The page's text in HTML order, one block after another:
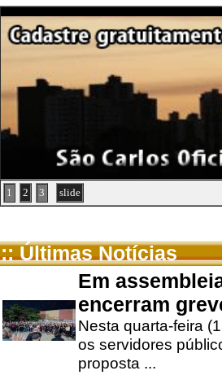
1 2 3 slide
:: Últimas Notícias
Em
encerram
Nesta quarta-feira
os servidores
proposta ...